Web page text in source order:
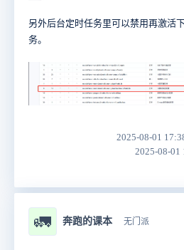
另外后台定时任务里可以禁用再激活
务。
2025-08-01
2025-08-01
🚛 奔跑的课本 无门派